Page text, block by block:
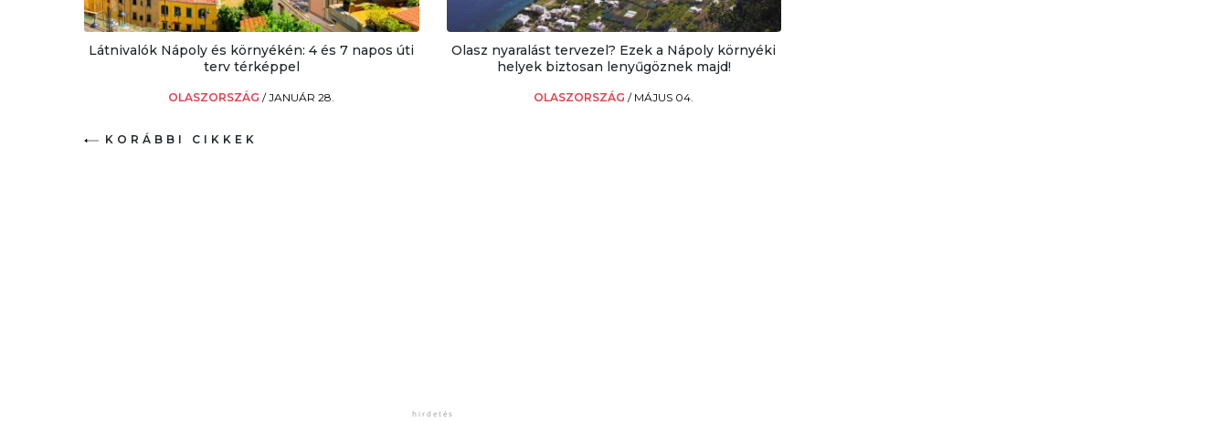
Látnivalók Nápoly és környékén: 4 és 7 napos úti
terv térképpel
OLASZORSZÁG/JANUÁR 28.
Olasz nyaralást tervezel? Ezek a Nápoly környéki
helyek biztosan lenyűgöznek majd!
OLASZORSZÁG/ MÁJUS 04.
KORÁBBI CIKKEK